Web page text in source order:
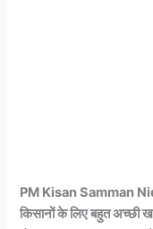
PM Kisan Samman
किसानों के लिए बहुत अच्छी